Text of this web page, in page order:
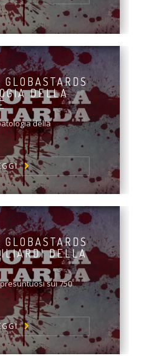
GLOBASTARDS
DELLA
della
GLOBASTARDS
DELLA
sui 750